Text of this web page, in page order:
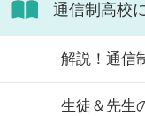
通信制高校
解説！通信
生徒＆先生